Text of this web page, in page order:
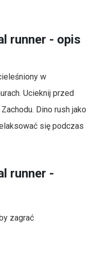
runner - opis
w
Ucieknij przed
Dino rush jako
się podczas
runner -
zagrać